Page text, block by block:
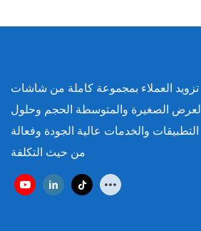
تزويد العملاء بمجموعة كاملة من شاشات
العرض الصغيرة والمتوسطة الحجم وحلول
التطبيقات والخدمات عالية الجودة وفعالة
من حيث التكلفة